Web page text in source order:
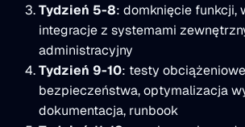
Tydzień 5-8: domknięcie funkcji,
integracje z systemami
administracyjny
Tydzień 9-10: testy
bezpieczeństwa, optymalizacja
dokumentacja, runbook